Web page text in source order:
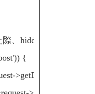
、hiddenデータを使
{
>getData('email');